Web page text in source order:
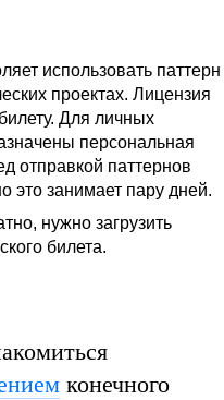
использовать паттерн
проектах. Лицензия
Для личных
персональная
отправкой паттернов
это занимает пару дней.
билета.
конечного